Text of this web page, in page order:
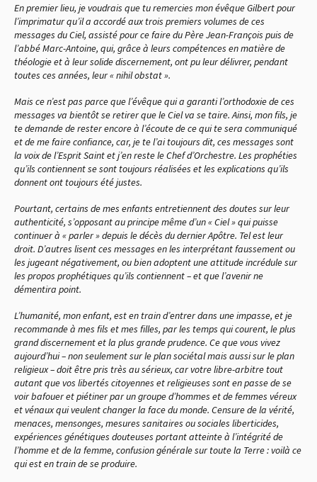
En premier lieu, je voudrais que tu remercies mon évêque Gilbert pour
l’imprimatur qu’il a accordé aux trois premiers volumes de ces
messages du Ciel, assisté pour ce faire du Père Jean-François puis de
l’abbé Marc-Antoine, qui, grâce à leurs compétences en matière de
théologie et à leur solide discernement, ont pu leur délivrer, pendant
toutes ces années, leur « nihil obstat ».
Mais ce n’est pas parce que l’évêque qui a garanti l’orthodoxie de ces
messages va bientôt se retirer que le Ciel va se taire. Ainsi, mon fils, je
te demande de rester encore à l’écoute de ce qui te sera communiqué
et de me faire confiance, car, je te l’ai toujours dit, ces messages sont
la voix de l’Esprit Saint et j’en reste le Chef d’Orchestre. Les prophéties
qu’ils contiennent se sont toujours réalisées et les explications qu’ils
donnent ont toujours été justes.
Pourtant, certains de mes enfants entretiennent des doutes sur leur
authenticité, s’opposant au principe même d’un « Ciel » qui puisse
continuer à « parler » depuis le décès du dernier Apôtre. Tel est leur
droit. D’autres lisent ces messages en les interprétant faussement ou
les jugeant négativement, ou bien adoptent une attitude incrédule sur
les propos prophétiques qu’ils contiennent – et que l’avenir ne
démentira point.
L’humanité, mon enfant, est en train d’entrer dans une impasse, et je
recommande à mes fils et mes filles, par les temps qui courent, le plus
grand discernement et la plus grande prudence. Ce que vous vivez
aujourd’hui – non seulement sur le plan sociétal mais aussi sur le plan
religieux – doit être pris très au sérieux, car votre libre-arbitre tout
autant que vos libertés citoyennes et religieuses sont en passe de se
voir bafouer et piétiner par un groupe d’hommes et de femmes véreux
et vénaux qui veulent changer la face du monde. Censure de la vérité,
menaces, mensonges, mesures sanitaires ou sociales liberticides,
expériences génétiques douteuses portant atteinte à l’intégrité de
l’homme et de la femme, confusion générale sur toute la Terre : voilà ce
qui est en train de se produire.